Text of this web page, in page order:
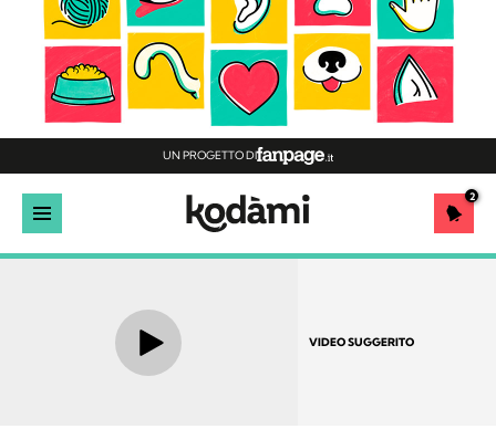
UN PROGETTO DI
2
VIDEO SUGGERITO